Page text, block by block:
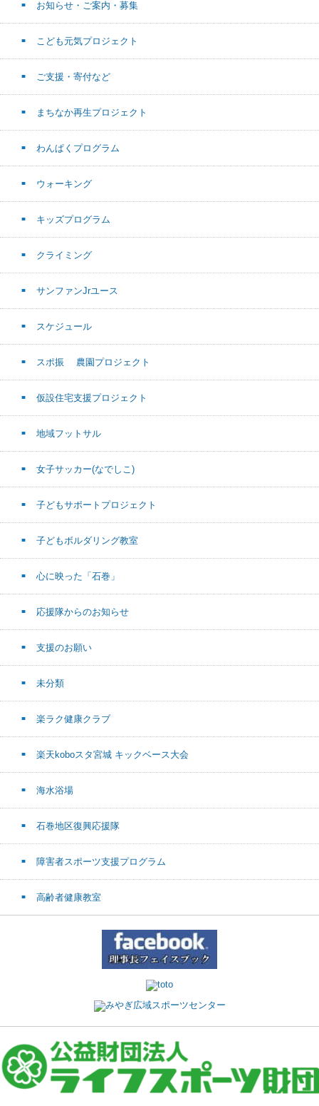
お知らせ・ご案内・募集
こども元気プロジェクト
ご支援・寄付など
まちなか再生プロジェクト
わんぱくプログラム
ウォーキング
キッズプログラム
クライミング
サンファンJrユース
スケジュール
スポ振 農園プロジェクト
仮設住宅支援プロジェクト
地域フットサル
女子サッカー(なでしこ)
子どもサポートプロジェクト
子どもボルダリング教室
心に映った「石巻」
応援隊からのお知らせ
支援のお願い
未分類
楽ラク健康クラブ
楽天koboスタ宮城 キックベース大会
海水浴場
石巻地区復興応援隊
障害者スポーツ支援プログラム
高齢者健康教室